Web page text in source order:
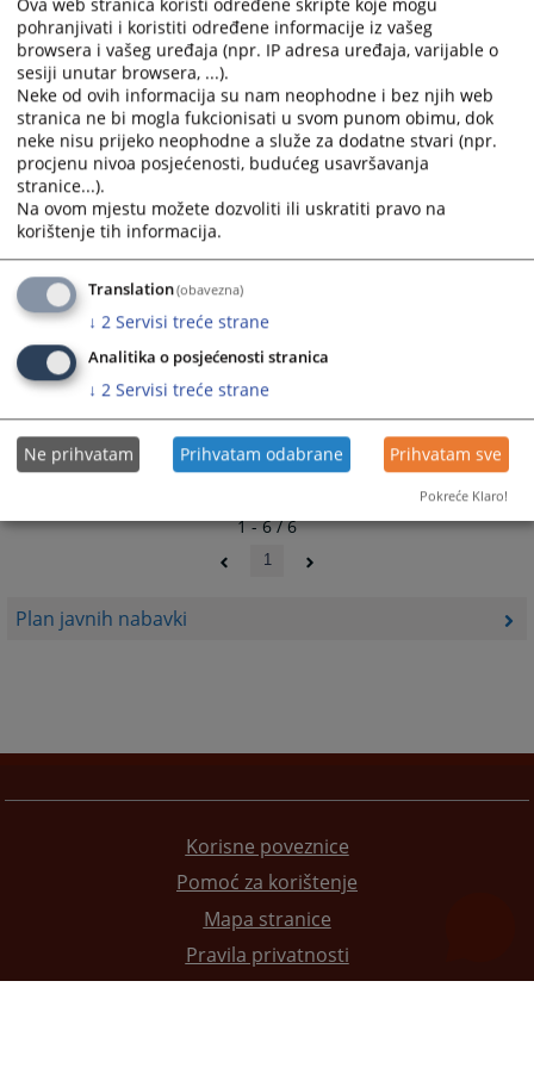
Plan javnih nabavki
and
select
a
date.
Press
the
question
mark
key
to
get
the
keyboard
shortcuts
for
changing
dates.
and
select
a
date.
Press
the
question
mark
key
to
get
keyboard
shortcuts
for
changing
dates.
03.02.2025.
Plan nabavki za 2025. godinu
05.05.2022.
Plan nabavki za 2022. godinu
16.04.2019.
Plan nabavki za 2018.god
16.04.2019.
1 - 6 / 6
1
Korisne poveznice
Pomoć za korištenje
Mapa stranice
Pravila privatnosti
Ova web stranica koristi određene skripte koje mogu
pohranjivati i koristiti određene informacije iz vašeg
browsera i vašeg uređaja (npr. IP adresa uređaja, varijable o
sesiji unutar browsera, ...).
Neke od ovih informacija su nam neophodne i bez njih web
stranica ne bi mogla fukcionisati u svom punom obimu, dok
neke nisu prijeko neophodne a služe za dodatne stvari (npr.
procjenu nivoa posjećenosti, budućeg usavršavanja
stranice...).
Na ovom mjestu možete dozvoliti ili uskratiti pravo na
korištenje tih informacija.
Translation(obavezna)
↓ 2 Servisi treće strane
Analitika o posjećenosti stranica
↓ 2 Servisi treće strane
Ne prihvatam Prihvatam odabrane Prihvatam sve
Pokreće Klaro!